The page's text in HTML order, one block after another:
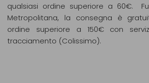
qualsiasi ordine superiore a 60€.
Metropolitana, la consegna è
ordine superiore a 150€ con
tracciamento (Colissimo).